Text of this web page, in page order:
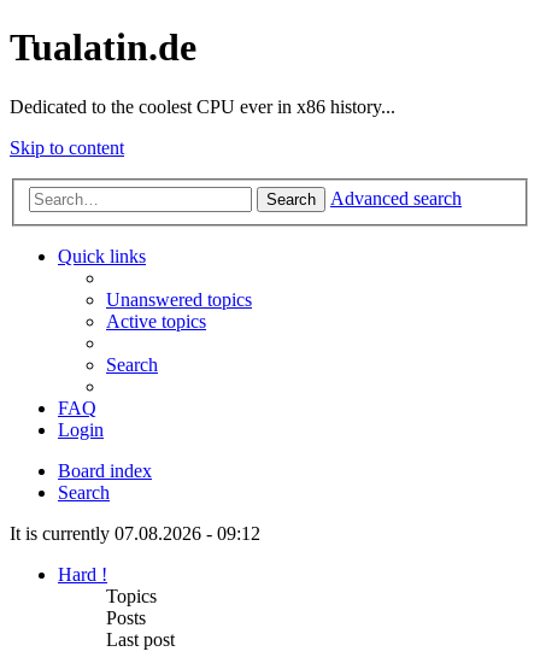
Tualatin.de
Dedicated to the coolest CPU ever in x86 history...
Skip to content
Search Advanced search
Quick links
Unanswered topics
Active topics
Search
FAQ
Login
Board index
Search
It is currently 07.08.2026 - 09:12
Hard !
Topics
Posts
Last post